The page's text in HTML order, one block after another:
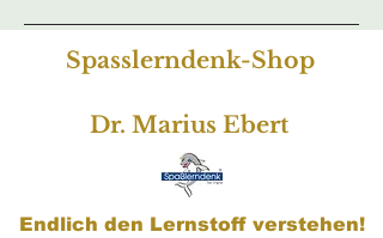
Spasslerndenk-Shop
Dr. Marius Ebert
Endlich den Lernstoff verstehen!